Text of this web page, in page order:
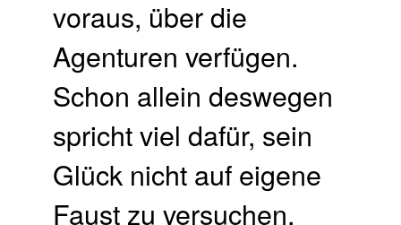
voraus, über die
Agenturen verfügen.
Schon allein deswegen
spricht viel dafür, sein
Glück nicht auf eigene
Faust zu versuchen,